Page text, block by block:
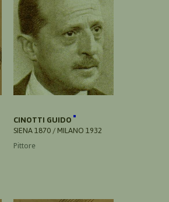
CINOTTI GUIDO
SIENA 1870 / MILANO 1932
Pittore